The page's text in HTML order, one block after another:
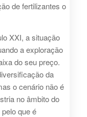
de fertilizantes o
XXI, a situação
a exploração
do seu preço.
da
o cenário não é
no âmbito do
que é